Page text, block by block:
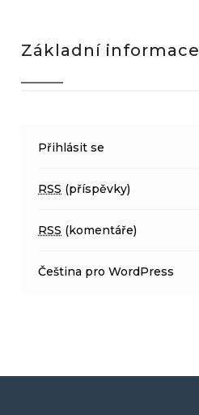
Základní informace
Přihlásit se
RSS (příspěvky)
RSS (komentáře)
Čeština pro WordPress